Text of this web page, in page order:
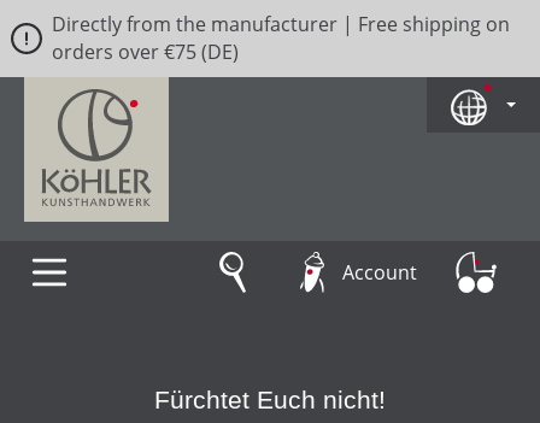
Skip to main content
Directly from the manufacturer | Free shipping on
orders over €75 (DE)
Account
Fürchtet Euch nicht!